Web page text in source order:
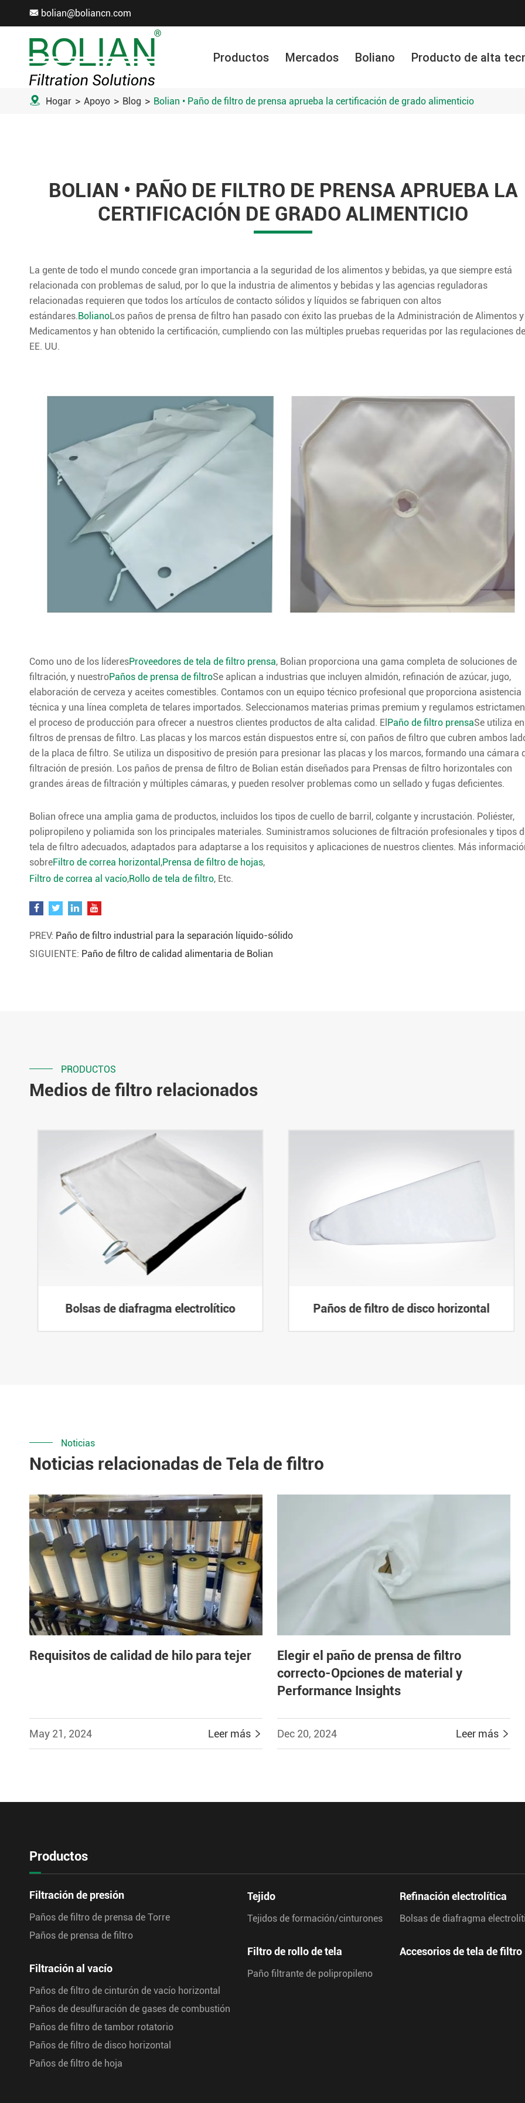
 bolian@boliancn.com
Productos Mercados Boliano Producto de alta
 Hogar Apoyo Blog Bolian • Paño de filtro de prensa aprueba la certificación de grado alimenticio
BOLIAN • PAÑO DE FILTRO DE PRENSA APRUEBA LA
CERTIFICACIÓN DE GRADO ALIMENTICIO
La gente de todo el mundo concede gran importancia a la seguridad de los alimentos y bebidas, ya que siempre está
relacionada con problemas de salud, por lo que la industria de alimentos y bebidas y las agencias reguladoras
relacionadas requieren que todos los artículos de contacto sólidos y líquidos se fabriquen con altos
estándares.BolianoLos paños de prensa de filtro han pasado con éxito las pruebas de la Administración de Alimentos y
Medicamentos y han obtenido la certificación, cumpliendo con las múltiples pruebas requeridas por las regulaciones de
EE. UU.
Como uno de los líderesProveedores de tela de filtro prensa, Bolian proporciona una gama completa de soluciones de
filtración, y nuestroPaños de prensa de filtroSe aplican a industrias que incluyen almidón, refinación de azúcar, jugo,
elaboración de cerveza y aceites comestibles. Contamos con un equipo técnico profesional que proporciona asistencia
técnica y una línea completa de telares importados. Seleccionamos materias primas premium y regulamos
el proceso de producción para ofrecer a nuestros clientes productos de alta calidad. El Paño de filtro prensaSe utiliza en
filtros de prensas de filtro. Las placas y los marcos están dispuestos entre sí, con paños de filtro que cubren ambos
de la placa de filtro. Se utiliza un dispositivo de presión para presionar las placas y los marcos, formando una cámara
filtración de presión. Los paños de prensa de filtro de Bolian están diseñados para Prensas de filtro horizontales con
grandes áreas de filtración y múltiples cámaras, y pueden resolver problemas como un sellado y fugas deficientes.
Bolian ofrece una amplia gama de productos, incluidos los tipos de cuello de barril, colgante y incrustación. Poliéster,
polipropileno y poliamida son los principales materiales. Suministramos soluciones de filtración profesionales y tipos
tela de filtro adecuados, adaptados para adaptarse a los requisitos y aplicaciones de nuestros clientes. Más
sobreFiltro de correa horizontal ,Prensa de filtro de hojas,
Filtro de correa al vacío,Rollo de tela de filtro, Etc.
PREV: Paño de filtro industrial para la separación líquido-sólido
SIGUIENTE: Paño de filtro de calidad alimentaria de Bolian
PRODUCTOS
Medios de filtro relacionados
Bolsas de diafragma electrolítico Paños de filtro de disco horizontal
Noticias
Noticias relacionadas de Tela de filtro
Requisitos de calidad de hilo para tejer
May 21, 2024 Leer más 
Elegir el paño de prensa de filtro
correcto-Opciones de material y
Performance Insights
Dec 20, 2024 Leer más 
Productos
Filtración de presión
Paños de filtro de prensa de Torre
Paños de prensa de filtro
Filtración al vacío
Paños de filtro de cinturón de vacío horizontal
Paños de desulfuración de gases de combustión
Paños de filtro de tambor rotatorio
Paños de filtro de disco horizontal
Paños de filtro de hoja
Tejido
Tejidos de formación/cinturones
Filtro de rollo de tela
Paño filtrante de polipropileno
Refinación electrolítica
Bolsas de diafragma
Accesorios de tela de filtro